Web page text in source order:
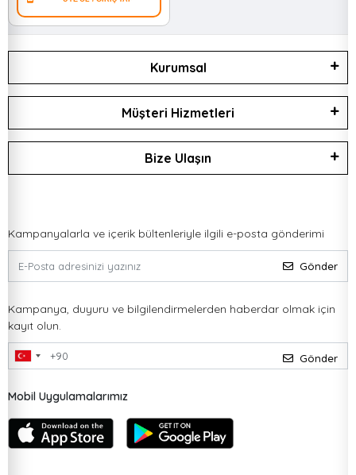
Kurumsal
Müşteri Hizmetleri
Bize Ulaşın
Kampanyalarla ve içerik bültenleriyle ilgili e-posta gönderimi
Gönder
Kampanya, duyuru ve bilgilendirmelerden haberdar olmak için
kayıt olun.
Gönder
Mobil Uygulamalarımız